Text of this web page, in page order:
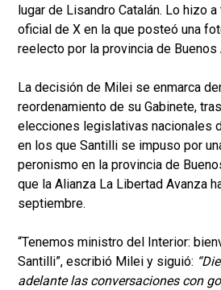
lugar de Lisandro Catalán. Lo hizo
oficial de X en la que posteó una
reelecto por la provincia de Buenos
La decisión de Milei se enmarca
reordenamiento de su Gabinete,
elecciones legislativas nacionales
en los que Santilli se impuso por
peronismo en la provincia de
que la Alianza La Libertad Avanza
septiembre.
“Tenemos ministro del Interior:
Santilli”, escribió Milei y siguió:
adelante las conversaciones con